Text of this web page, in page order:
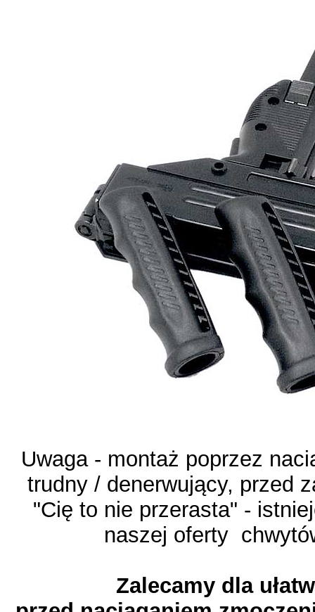
Uwaga - montaż poprzez
trudny / denerwujący, przed
"Cię to nie przerasta" -
naszej oferty
Zalecamy dla